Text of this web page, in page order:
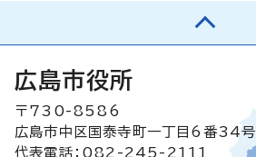
広島市役所
〒730-8586
広島市中区国泰寺町一丁目6番34号
代表電話：082-245-2111